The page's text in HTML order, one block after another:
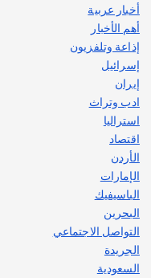
أخبار عربية
أهم الأخبار
إذاعة وتلفزيون
إسرائيل
إيران
ادب وتراث
استراليا
اقتصاد
الأردن
الإمارات
الباسيفيك
البحرين
التواصل الاجتماعي
الجريدة
السعودية